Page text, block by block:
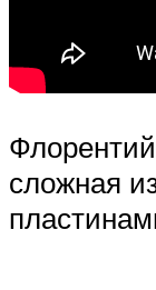
сложная